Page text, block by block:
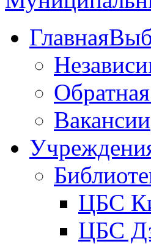
Главная
Вакансии
ЦБС
ЦБС